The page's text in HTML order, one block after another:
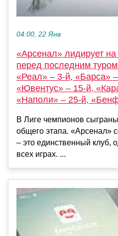
04:00, 22 Янв
«Арсенал» лидирует
перед последним
«Реал» – 3-й, «Барса»
«Ювентус» – 15-й,
«Наполи» – 25-й,
В Лиге чемпионов
общего этапа. «Арсенал»
– это единственный клуб,
всех играх. ...